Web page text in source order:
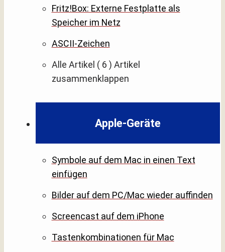
Fritz!Box: Externe Festplatte als
Speicher im Netz
ASCII-Zeichen
Alle Artikel ( 6 ) Artikel
zusammenklappen
Apple-Geräte
Symbole auf dem Mac in einen Text
einfügen
Bilder auf dem PC/Mac wieder auffinden
Screencast auf dem iPhone
Tastenkombinationen für Mac